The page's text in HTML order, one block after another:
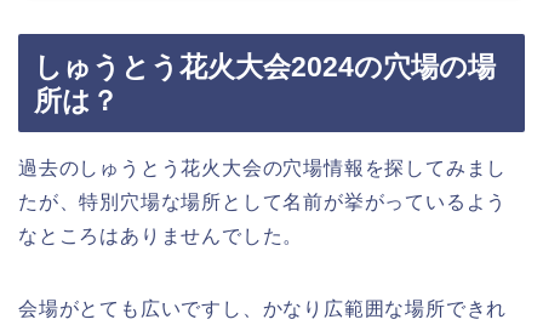
しゅうとう花火大会2024の穴場の場
所は？
過去のしゅうとう花火大会の穴場情報を探してみまし
たが、特別穴場な場所として名前が挙がっているよう
なところはありませんでした。
会場がとても広いですし、かなり広範囲な場所できれ